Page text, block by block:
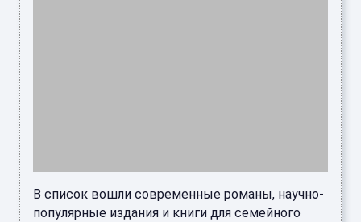
В список вошли современные романы, научно-
популярные издания и книги для семейного